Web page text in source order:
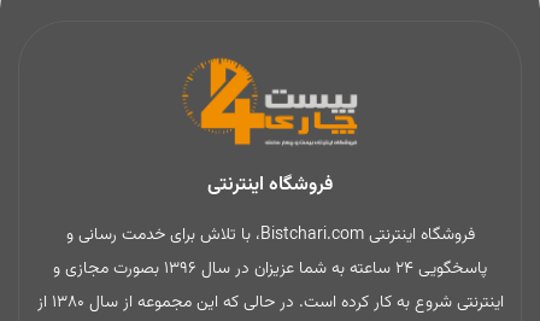
فروشگاه اینترنتی
فروشگاه اینترنتی Bistchari.com، با تلاش برای خدمت رسانی و
پاسخگویی 24 ساعته به شما عزیزان در سال 1396 بصورت مجازی و
اینترنتی شروع به کار کرده است. در حالی که این مجموعه از سال 1380 از